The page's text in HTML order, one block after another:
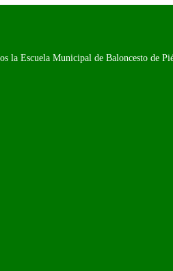
Escuela Municipal de Baloncesto de